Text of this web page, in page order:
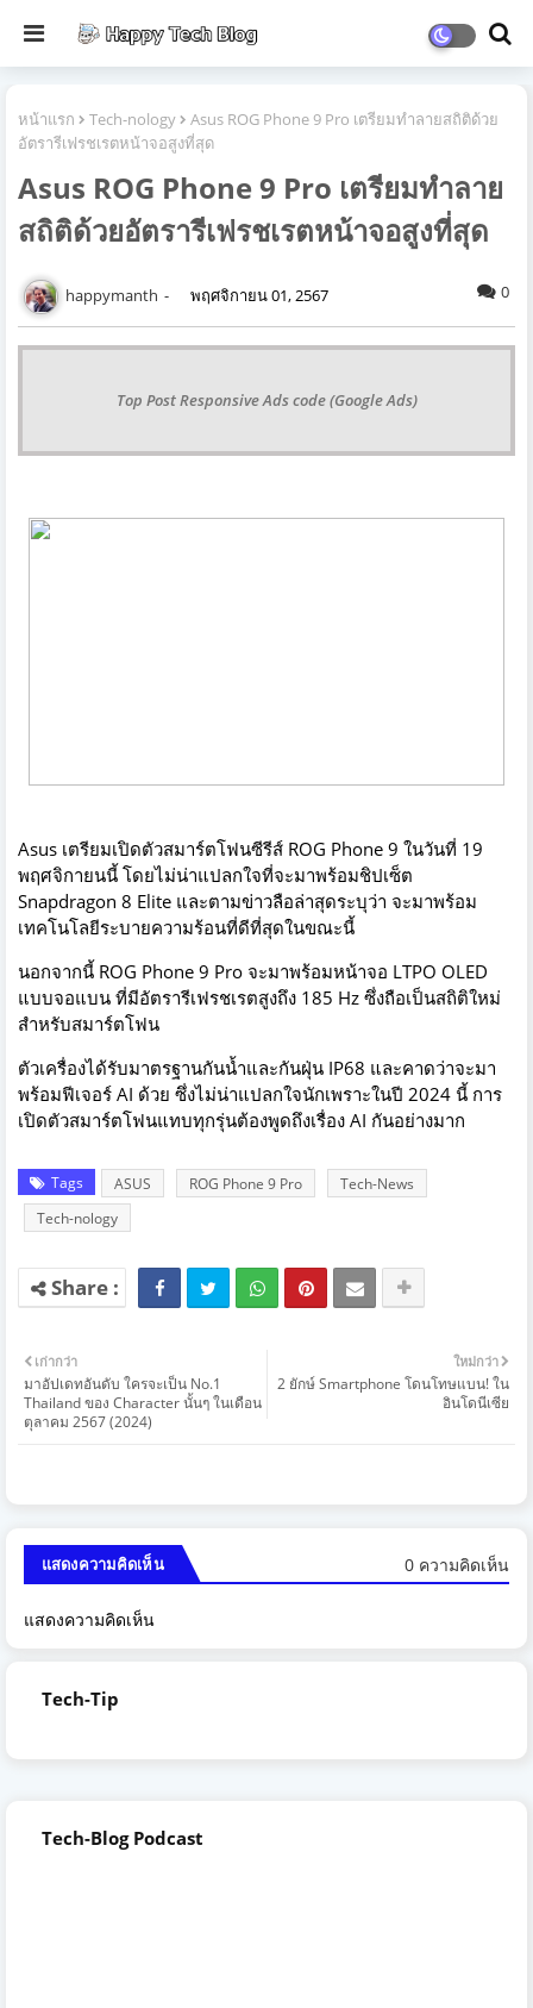
หน้าแรก Tech-nology
Asus ROG Phone 9 Pro เตรียมทำลายสถิติด้วย
อัตรารีเฟรชเรตหน้าจอสูงที่สุด
Asus ROG Phone 9 Pro เตรียมทำลาย
สถิติด้วยอัตรารีเฟรชเรตหน้าจอสูงที่สุด
happymanth พฤศจิกายน 01, 2567 0
Top Post Responsive Ads code (Google Ads)
Asus เตรียมเปิดตัวสมาร์ตโฟนซีรีส์ ROG Phone 9 ในวันที่ 19
พฤศจิกายนนี้ โดยไม่น่าแปลกใจที่จะมาพร้อมชิปเซ็ต
Snapdragon 8 Elite และตามข่าวลือล่าสุดระบุว่า จะมาพร้อม
เทคโนโลยีระบายความร้อนที่ดีที่สุดในขณะนี้
นอกจากนี้ ROG Phone 9 Pro จะมาพร้อมหน้าจอ LTPO OLED
แบบจอแบน ที่มีอัตรารีเฟรชเรตสูงถึง 185 Hz ซึ่งถือเป็นสถิติใหม่
สำหรับสมาร์ตโฟน
ตัวเครื่องได้รับมาตรฐานกันน้ำและกันฝุ่น IP68 และคาดว่าจะมา
พร้อมฟีเจอร์ AI ด้วย ซึ่งไม่น่าแปลกใจนักเพราะในปี 2024 นี้ การ
เปิดตัวสมาร์ตโฟนแทบทุกรุ่นต้องพูดถึงเรื่อง AI กันอย่างมาก
Tags ASUS ROG Phone 9 Pro
Tech-News
Tech-nology
ใหม่กว่า
2 ยักษ์ Smartphone โดนโทษแบน! ใน
อินโดนีเซีย
เก่ากว่า
มาอัปเดทอันดับ ใครจะเป็น No.1
Thailand ของ Character นั้นๆ ในเดือน
ตุลาคม 2567 (2024)
แสดงความคิดเห็น 0 ความคิดเห็น
แสดงความคิดเห็น
Tech-Tip
Tech-Blog Podcast